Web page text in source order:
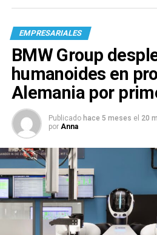
EMPRESARIALES
BMW Group
humanoides en
Alemania por
Publicado hace 5 meses el 20
por Anna